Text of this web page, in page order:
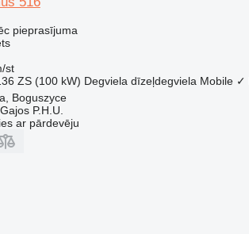
pieprasījuma
st
ZS (100 kW) Degviela dīzeļdegviela Mobile ✓
Boguszyce
P.H.U.
ar pārdevēju